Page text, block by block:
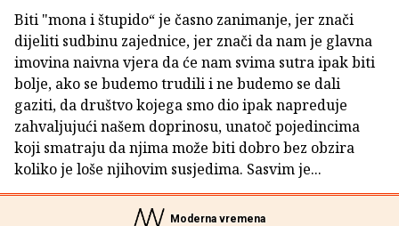
Biti "mona i štupido“ je časno zanimanje, jer znači
dijeliti sudbinu zajednice, jer znači da nam je glavna
imovina naivna vjera da će nam svima sutra ipak biti
bolje, ako se budemo trudili i ne budemo se dali
gaziti, da društvo kojega smo dio ipak napreduje
zahvaljujući našem doprinosu, unatoč pojedincima
koji smatraju da njima može biti dobro bez obzira
koliko je loše njihovim susjedima. Sasvim je...
Moderna vremena